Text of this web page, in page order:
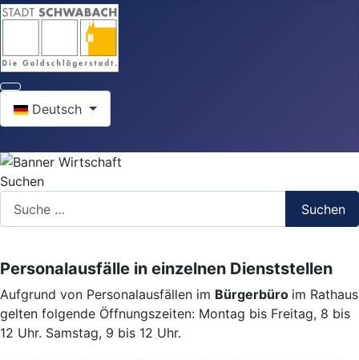
Deutsch
Suchen
Suchen
Personalausfälle in einzelnen Dienststellen
Aufgrund von Personalausfällen im Bürgerbüro im Rathaus
gelten folgende Öffnungszeiten: Montag bis Freitag, 8 bis
12 Uhr. Samstag, 9 bis 12 Uhr.